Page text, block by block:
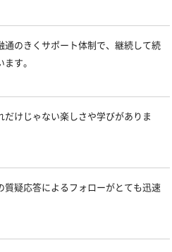
通のきくサポート体制で、継続して続
す。
だけじゃない楽しさや学びがありま
質疑応答によるフォローがとても迅速